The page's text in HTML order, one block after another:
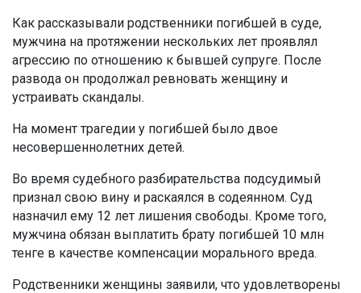
Как рассказывали родственники погибшей в суде,
мужчина на протяжении нескольких лет проявлял
агрессию по отношению к бывшей супруге. После
развода он продолжал ревновать женщину и
устраивать скандалы.
На момент трагедии у погибшей было двое
несовершеннолетних детей.
Во время судебного разбирательства подсудимый
признал свою вину и раскаялся в содеянном. Суд
назначил ему 12 лет лишения свободы. Кроме того,
мужчина обязан выплатить брату погибшей 10 млн
тенге в качестве компенсации морального вреда.
Родственники женщины заявили, что удовлетворены